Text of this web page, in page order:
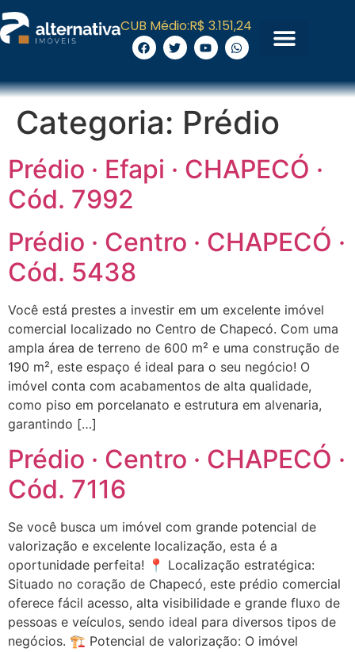
CUB Médio:R$ 3.151,24
Categoria: Prédio
Prédio · Efapi · CHAPECÓ ·
Cód. 7992
Prédio · Centro · CHAPECÓ ·
Cód. 5438
Você está prestes a investir em um excelente imóvel
comercial localizado no Centro de Chapecó. Com uma
ampla área de terreno de 600 m² e uma construção de
190 m², este espaço é ideal para o seu negócio! O
imóvel conta com acabamentos de alta qualidade,
como piso em porcelanato e estrutura em alvenaria,
garantindo […]
Prédio · Centro · CHAPECÓ ·
Cód. 7116
Se você busca um imóvel com grande potencial de
valorização e excelente localização, esta é a
oportunidade perfeita! 📍 Localização estratégica:
Situado no coração de Chapecó, este prédio comercial
oferece fácil acesso, alta visibilidade e grande fluxo de
pessoas e veículos, sendo ideal para diversos tipos de
negócios. 🏗️ Potencial de valorização: O imóvel